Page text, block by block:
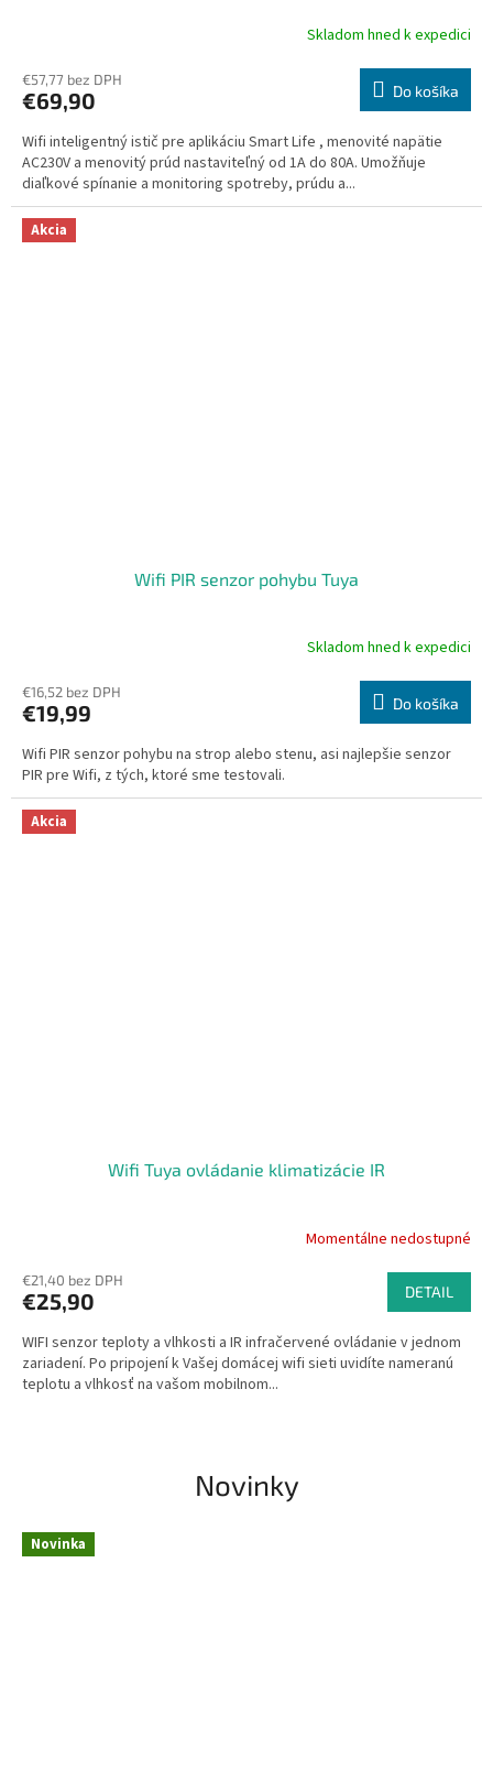
Skladom hned k expedici
€57,77 bez DPH
€69,90 Do košíka
Wifi inteligentný istič pre aplikáciu Smart Life , menovité napätie
AC230V a menovitý prúd nastaviteľný od 1A do 80A. Umožňuje
diaľkové spínanie a monitoring spotreby, prúdu a...
Akcia
Wifi PIR senzor pohybu Tuya
produktu
je
z
5
hviezdičiek.
Skladom hned k expedici
€16,52 bez DPH
€19,99 Do košíka
Wifi PIR senzor pohybu na strop alebo stenu, asi najlepšie senzor
PIR pre Wifi, z tých, ktoré sme testovali.
Akcia
Wifi Tuya ovládanie klimatizácie IR
produktu
je
z
5
hviezdičiek.
Momentálne nedostupné
€21,40 bez DPH
€25,90 DETAIL
WIFI senzor teploty a vlhkosti a IR infračervené ovládanie v jednom
zariadení. Po pripojení k Vašej domácej wifi sieti uvidíte nameranú
teplotu a vlhkosť na vašom mobilnom...
Novinky
Novinka